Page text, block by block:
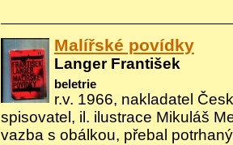
Malířské povídky
Langer František
beletrie
r.v. 1966, nakladatel
spisovatel, il. ilustrace Mikuláš
vazba s obálkou, přebal potrhaný